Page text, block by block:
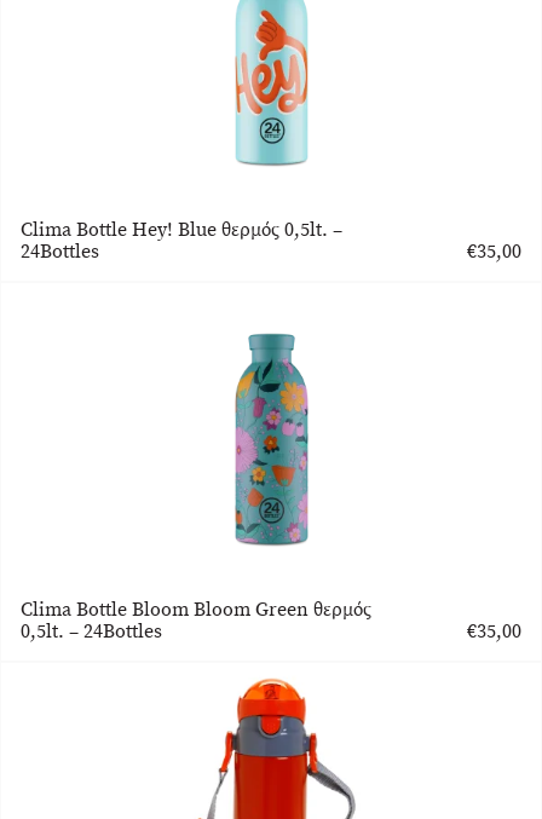
Clima Bottle Hey! Blue θερμός 0,5lt. –
24Bottles
€35,00
Clima Bottle Bloom Bloom Green θερμός
0,5lt. – 24Bottles
€35,00